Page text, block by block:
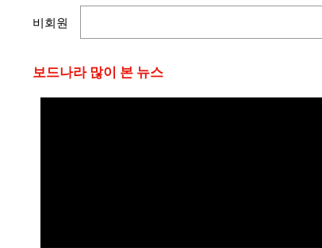
비회원
보드나라 많이 본 뉴스